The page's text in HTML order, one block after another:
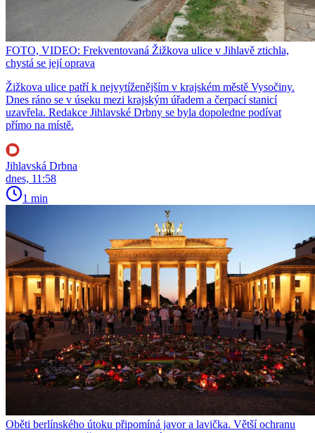
FOTO, VIDEO: Frekventovaná Žižkova ulice v Jihlavě ztichla,
chystá se její oprava
Žižkova ulice patří k nejvytíženějším v krajském městě Vysočiny.
Dnes ráno se v úseku mezi krajským úřadem a čerpací stanicí
uzavřela. Redakce Jihlavské Drbny se byla dopoledne podívat
přímo na místě.
Jihlavská Drbna
dnes, 11:58
1 min
Oběti berlínského útoku připomíná javor a lavička. Větší ochranu